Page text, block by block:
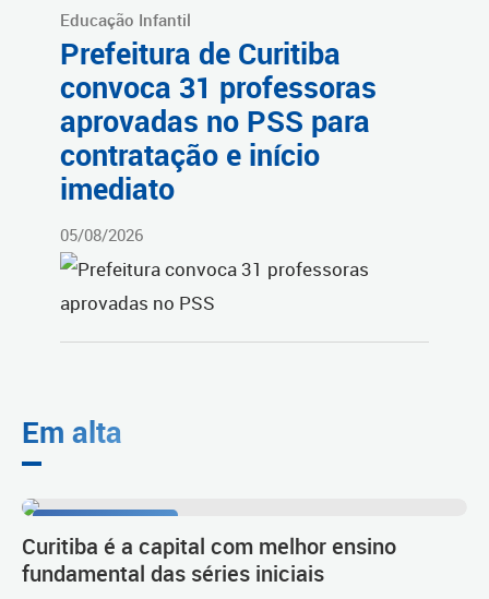
Educação Infantil
Prefeitura de Curitiba
convoca 31 professoras
aprovadas no PSS para
contratação e início
imediato
05/08/2026
Em alta
Curitiba é a capital com melhor ensino
fundamental das séries iniciais